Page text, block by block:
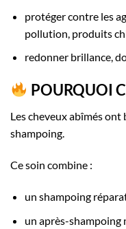
protéger contre les
pollution, produits
redonner brillance,
POURQUOI
Les cheveux abîmés ont
shampoing.
Ce soin combine :
un shampoing
un après-